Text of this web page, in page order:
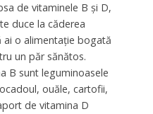
de vitaminele B și D,
duce la căderea
ai o alimentație bogată
un păr sănătos.
B sunt leguminoasele
ouăle, cartofii,
de vitamina D